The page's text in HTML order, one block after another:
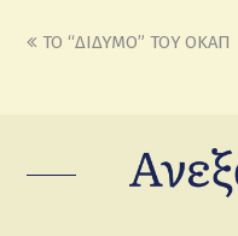
TO “ΔΙΔΥΜΟ” ΤΟΥ ΟΚΑΠ